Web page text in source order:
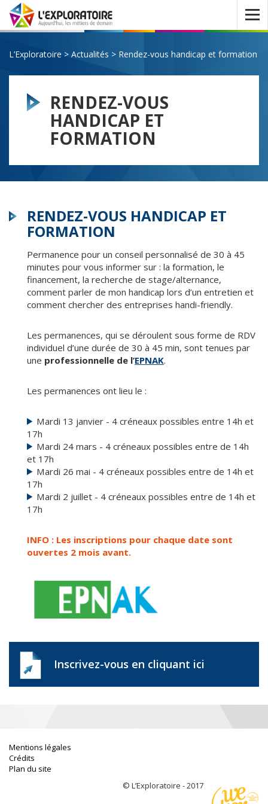
Ouvrir
le
menu
L’Exploratoire > Actualités > Rendez-vous handicap et formation
RENDEZ-VOUS
HANDICAP ET
FORMATION
RENDEZ-VOUS HANDICAP ET
FORMATION
Permanence pour un conseil personnalisé de 30 à 45
minutes pour vous informer sur : la formation, le
financement, la recherche de stage/alternance,
comment parler de mon handicap lors d’un entretien et
comment chercher des entreprises handi-friendly.
Les permanences, qui se déroulent sous forme de RDV
individuel d’une durée de 30 à 45 min, sont tenues par
une professionnelle de l’EPNAK.
Les permanences ont lieu le :
Mardi 13 janvier - 4 créneaux possibles entre 14h et
17h
Mardi 24 mars - 4 créneaux possibles entre de 14h
et 17h
Mardi 26 mai - 4 créneaux possibles entre de 14h et
17h
Mardi 2 juillet - 4 créneaux possibles entre de 14h et
17h
INFO : Les inscriptions pour chaque date sont
ouvertes 2 mois avant.
Inscrivez-vous en cliquant ici
Mentions légales
Crédits
Plan du site
© L’Exploratoire - 2017